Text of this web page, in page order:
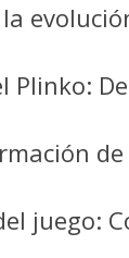
la
Plinko:
juego: